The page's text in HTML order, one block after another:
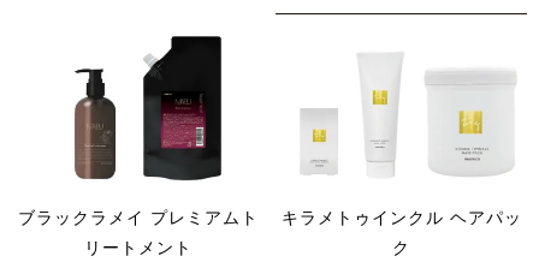
ブラックラメイ プレミアムト
リートメント
キラメトゥインクル ヘアパッ
ク